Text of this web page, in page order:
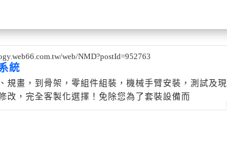
web/NMD?postId=952763
統
規畫，到骨架，零組件組裝，機械手臂安裝，測試及現
改，完全客製化選擇！免除您為了套裝設備而